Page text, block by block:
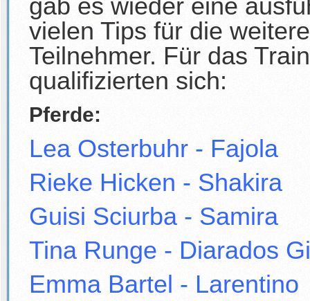
gab es wieder eine
vielen Tips für die
Teilnehmer. Für das
qualifizierten sich:
Pferde:
Lea Osterbuhr - Fajola
Rieke Hicken - Shakira
Guisi Sciurba - Samira
Tina Runge - Diarados
Emma Bartel - Larentino